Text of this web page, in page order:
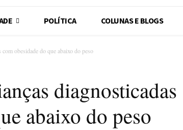
POLÍTICA COLUNAS E BLOGS
obesidade do que abaixo do peso
diagnosticadas
abaixo do peso